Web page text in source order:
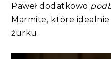
Paweł dodatkowo
Marmite, które idealnie
żurku.